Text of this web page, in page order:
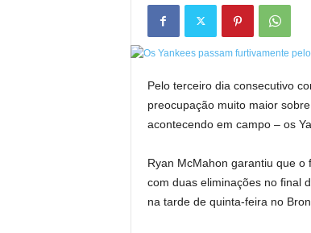
Pelo terceiro dia consecutivo
preocupação muito maior
acontecendo em campo – os
Ryan McMahon garantiu que
com duas eliminações no final
na tarde de quinta-feira no